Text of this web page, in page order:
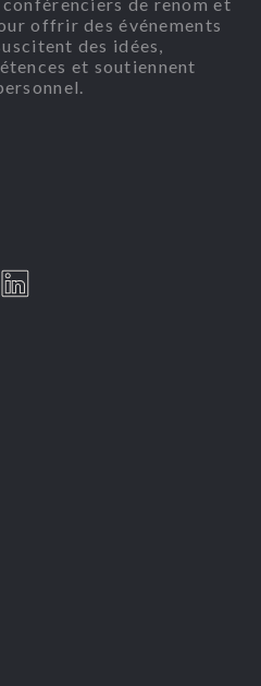
offrir des événements
des idées,
et soutiennent